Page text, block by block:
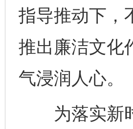
指导推动下，
推出廉洁文化
气浸润人心。
为落实新时